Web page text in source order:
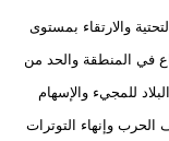
والارتقاء بمستوى
في المنطقة والحد من
للمجيء والإسهام
الحرب وإنهاء التوترات